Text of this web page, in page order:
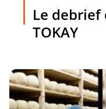
Le debrief
TOKAY